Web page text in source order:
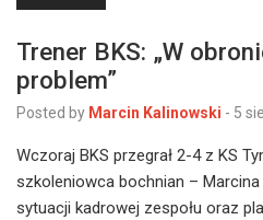
Trener BKS: „W
problem”
Posted by Marcin Kalinowski - 5
Wczoraj BKS przegrał 2-4 z KS
szkoleniowca bochnian –
sytuacji kadrowej zespołu oraz